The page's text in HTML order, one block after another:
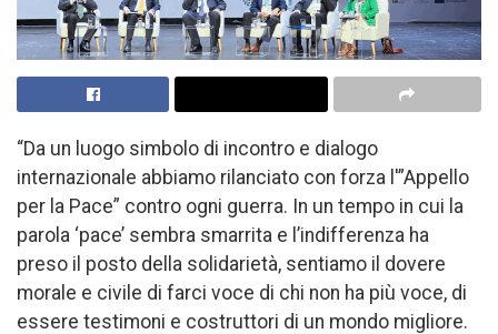
“Da un luogo simbolo di incontro e dialogo
internazionale abbiamo rilanciato con forza l'”Appello
per la Pace” contro ogni guerra. In un tempo in cui la
parola ‘pace’ sembra smarrita e l’indifferenza ha
preso il posto della solidarietà, sentiamo il dovere
morale e civile di farci voce di chi non ha più voce, di
essere testimoni e costruttori di un mondo migliore.